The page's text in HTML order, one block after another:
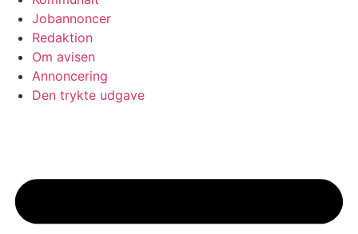
Jobannoncer
Redaktion
Om avisen
Annoncering
Den trykte udgave